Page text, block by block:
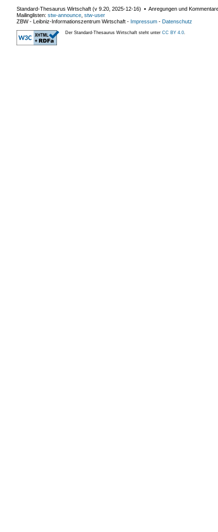
Standard-Thesaurus Wirtschaft (v 9.20 2025-12-16) ▪ Anregungen und
Mailinglisten: stw-announce stw-user
ZBW - Leibniz-Informationszentrum Wirtschaft - Impressum - Datenschutz
Der Standard-Thesaurus Wirtschaft steht unter CC BY 4.0